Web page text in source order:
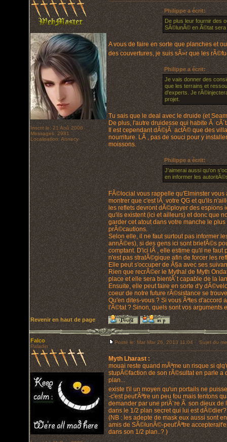
Inscrit le: 21 Aoû 2006
Messages: 2981
Localisation: Annecy
Philippe a écrit:
De plus leur fournir des
SÃ©lunÃ© en Ã©tat sera
A vous de faire en sorte que planches et
des couvertures, je suis sÃ»r que les
Philippe a écrit:
Je vais donner des
que les terrains et
d'experts. Je
projet.
Tu sais que le deal avec le druide (et
De plus, l'autre druidesse qui habite Ã
Il est cependant dÃ©jÃ actÃ© que des
nourriture. LÃ , pas de souci pour y
moissons.
Philippe a écrit:
J'aimerai aussi qu'on
en informer les
FÃ©locial vous rappelle qu'Elminster
montrer que c'est lÃ votre QG et qu'ils
les reflets devront dÃ©ployer des espions
qu'ils existent (ici et ailleurs) et donc que
garder cet atout dans votre manche le
prÃ©cautions.
Selon elle, il ne faut surtout pas informer
annÃ©es), si des gens ici sont briefÃ©s
comptant. D'ici lÃ , elle estime qu'il ne
n'est pas stratÃ©gique afin de forcer les
Elle peut s'occuper de Ã§a avec ses
Rien que recrÃ©er le Mythal de Myth
place et elle sera bientÃ´t capable de la
Ensuite, elle peut faire en sorte d'y
coeur de notre future rÃ©sistance se
Qu'en dites-vous ? Si vous Ãªtes
l'Ã©tat ? Sinon, quels sont vos arguments
Revenir en haut de page
Falco
Paladin
Posté le: Mar Mar 26, 2013 11:04 Sujet du
Myth Lharast :
mouai reste quand mÃªme un risque si
stupÃ©faction de son rÃ©sultat en parle a
plan...
existe t'il un moyen qu'un portails ne
-c'est peut'Ãªtre un peu fou mais tentons
demander par une priÃ¨re Ã son dieux
dans le 1/2 plan secret qui lui est dÃ©dier?
(NB : les adepte de mask eux aussi sont
amis de SÃ©lunÃ©-peut'Ãªtre
dans son 1/2 plan..? )